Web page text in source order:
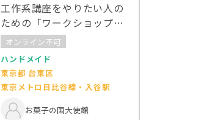
工作系講座をやりたい人の
ための「ワークショップの
やり方講座」
オンライン不可
ハンドメイド
東京都 台東区
東京メトロ日比谷線・入谷駅
お菓子の国大使館